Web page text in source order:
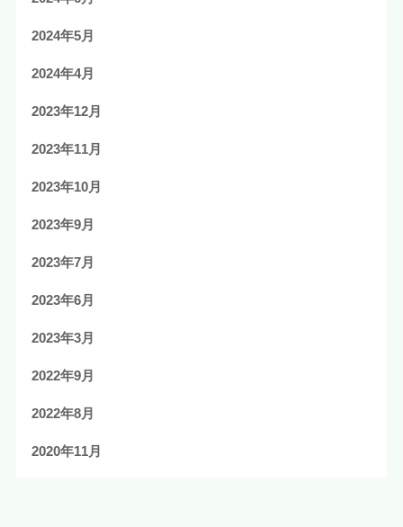
2024年5月
2024年4月
2023年12月
2023年11月
2023年10月
2023年9月
2023年7月
2023年6月
2023年3月
2022年9月
2022年8月
2020年11月